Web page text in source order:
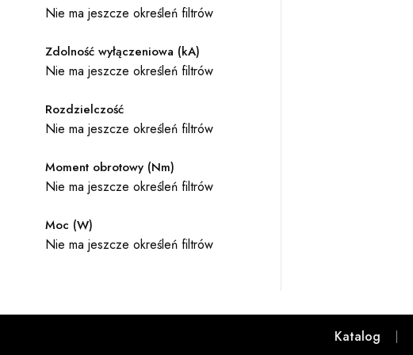
Nie ma jeszcze określeń filtrów
Zdolność wyłączeniowa (kA)
Nie ma jeszcze określeń filtrów
Rozdzielczość
Nie ma jeszcze określeń filtrów
Moment obrotowy (Nm)
Nie ma jeszcze określeń filtrów
Moc (W)
Nie ma jeszcze określeń filtrów
Katalog